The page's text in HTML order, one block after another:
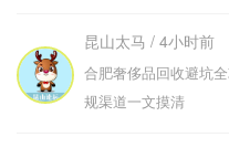
昆山太马 / 4小时前
合肥奢侈品回收避坑
规渠道一文摸清